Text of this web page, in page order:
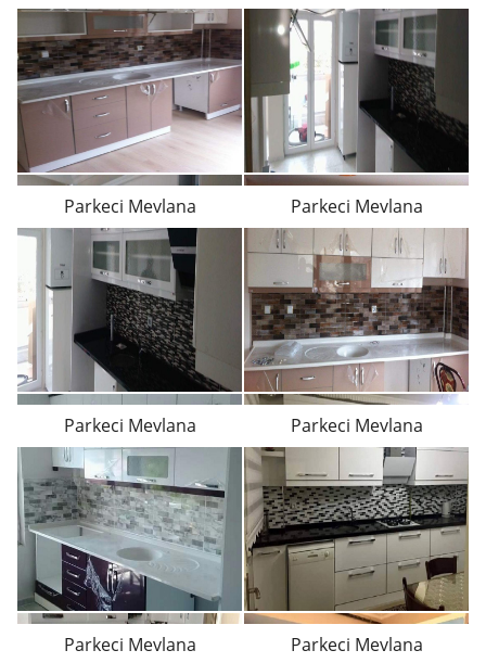
Parkeci Mevlana Parkeci Mevlana
Parkeci Mevlana Parkeci Mevlana
Parkeci Mevlana Parkeci Mevlana